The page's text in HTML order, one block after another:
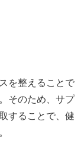
を整えることで
そのため、サプ
することで、健